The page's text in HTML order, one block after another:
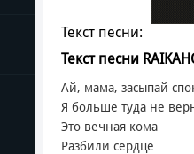
Текст песни:
Текст песни
Ай, мама, засыпай
Я больше туда не
Это вечная кома
Разбили сердце